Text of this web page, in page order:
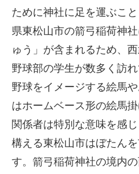
ために神社に足を運ぶこ
県東松山市の箭弓稲荷神
ゅう」が含まれるため、
野球部の学生が数多く訪
野球をイメージする絵馬
はホームベース形の絵馬
関係者は特別な意味を感
構える東松山市はぼたん
す。箭弓稲荷神社の境内